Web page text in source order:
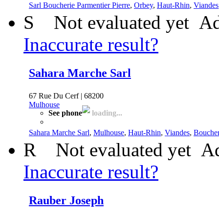
Sarl Boucherie Parmentier Pierre, Orbey, Haut-Rhin, Viandes
S Not evaluated yet
Inaccurate result?
Sahara Marche Sarl
67 Rue Du Cerf | 68200
Mulhouse
See phone
loading...
Sahara Marche Sarl, Mulhouse, Haut-Rhin, Viandes,
R Not evaluated yet
Inaccurate result?
Rauber Joseph